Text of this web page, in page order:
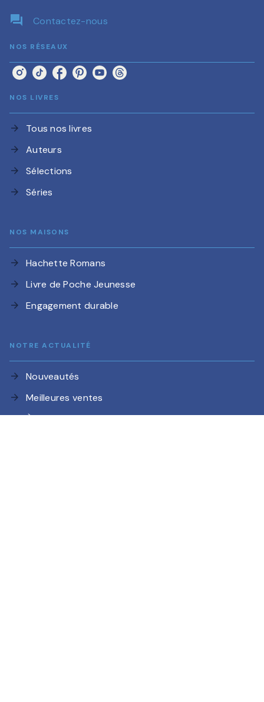
question_answer Contactez-nous
NOS RÉSEAUX
NOS LIVRES
arrow_forward Tous nos livres
arrow_forward Auteurs
arrow_forward Sélections
arrow_forward Séries
NOS MAISONS
arrow_forward Hachette Romans
arrow_forward Livre de Poche Jeunesse
arrow_forward Engagement durable
NOTRE ACTUALITÉ
arrow_forward Nouveautés
arrow_forward Meilleures ventes
À paraître